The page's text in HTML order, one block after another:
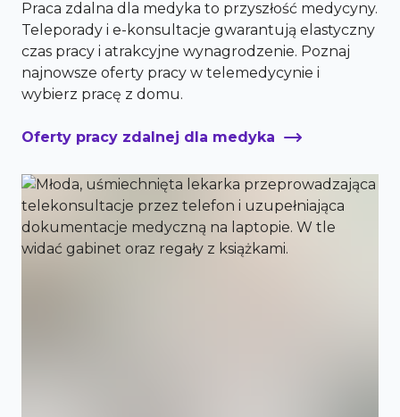
Praca zdalna dla medyka to przyszłość medycyny.
Teleporady i e-konsultacje gwarantują elastyczny
czas pracy i atrakcyjne wynagrodzenie. Poznaj
najnowsze oferty pracy w telemedycynie i
wybierz pracę z domu.
Oferty pracy zdalnej dla medyka